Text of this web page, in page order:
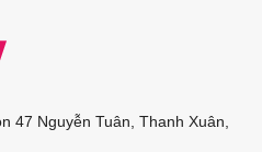
47 Nguyễn Tuân, Thanh Xuân,